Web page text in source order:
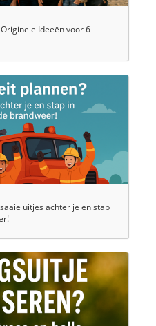
Ideeën voor 6
uitjes achter je en stap